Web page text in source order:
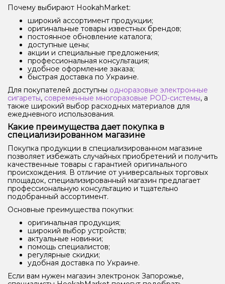
Почему выбирают HookahMarket:
широкий ассортимент продукции;
оригинальные товары известных брендов;
постоянное обновление каталога;
доступные цены;
акции и специальные предложения;
профессиональная консультация;
удобное оформление заказа;
быстрая доставка по Украине.
Для покупателей доступны одноразовые электронные
сигареты, современные многоразовые POD-системы, а
также широкий выбор расходных материалов для
ежедневного использования.
Какие преимущества дает покупка в
специализированном магазине
Покупка продукции в специализированном магазине
позволяет избежать случайных приобретений и получить
качественные товары с гарантией оригинального
происхождения. В отличие от универсальных торговых
площадок, специализированный магазин предлагает
профессиональную консультацию и тщательно
подобранный ассортимент.
Основные преимущества покупки:
оригинальная продукция;
широкий выбор устройств;
актуальные новинки;
помощь специалистов;
регулярные скидки;
удобная доставка по Украине.
Если вам нужен магазин электронок Запорожье,